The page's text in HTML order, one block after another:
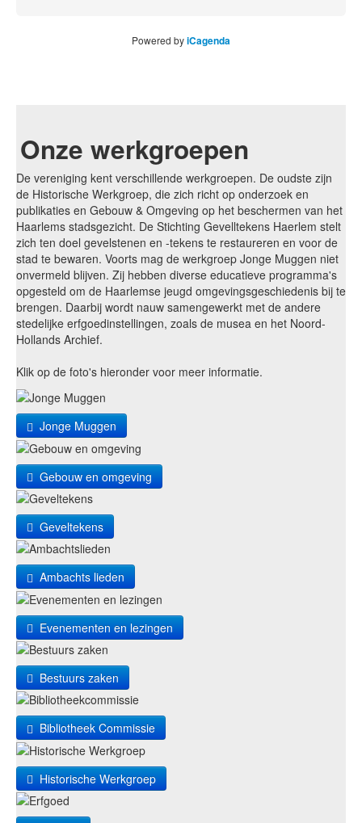
Powered byiCagenda
Onze werkgroepen
De vereniging kent verschillende werkgroepen. De oudste zijn
de Historische Werkgroep, die zich richt op onderzoek en
publikaties en Gebouw & Omgeving op het beschermen van het
Haarlems stadsgezicht. De Stichting Gevelltekens Haerlem stelt
zich ten doel gevelstenen en -tekens te restaureren en voor de
stad te bewaren. Voorts mag de werkgroep Jonge Muggen niet
onvermeld blijven. Zij hebben diverse educatieve programma's
opgesteld om de Haarlemse jeugd omgevingsgeschiedenis bij te
brengen. Daarbij wordt nauw samengewerkt met de andere
stedelijke erfgoedinstellingen, zoals de musea en het Noord-
Hollands Archief.
Klik op de foto's hieronder voor meer informatie.
Jonge Muggen
Gebouw en omgeving
Geveltekens
Ambachts lieden
Evenementen en lezingen
Bestuurs zaken
Bibliotheek Commissie
Historische Werkgroep